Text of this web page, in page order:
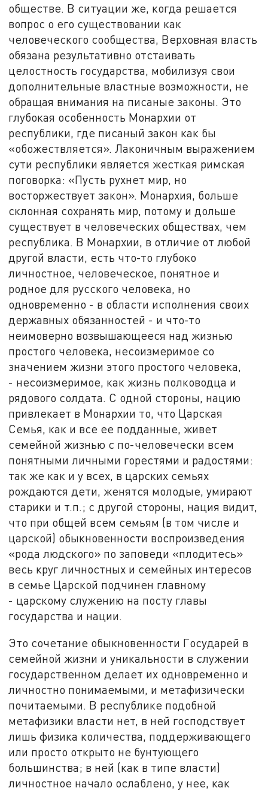
обществе. В ситуации же, когда решается
вопрос о его существовании как
человеческого сообщества, Верховная власть
обязана результативно отстаивать
целостность государства, мобилизуя свои
дополнительные властные возможности, не
обращая внимания на писаные законы. Это
глубокая особенность Монархии от
республики, где писаный закон как бы
«обожествляется». Лаконичным выражением
сути республики является жесткая римская
поговорка: «Пусть рухнет мир, но
восторжествует закон». Монархия, больше
склонная сохранять мир, потому и дольше
существует в человеческих обществах, чем
республика. В Монархии, в отличие от любой
другой власти, есть что-то глубоко
личностное, человеческое, понятное и
родное для русского человека, но
одновременно - в области исполнения своих
державных обязанностей - и что-то
неимоверно возвышающееся над жизнью
простого человека, несоизмеримое со
значением жизни этого простого человека,
- несоизмеримое, как жизнь полководца и
рядового солдата. С одной стороны, нацию
привлекает в Монархии то, что Царская
Семья, как и все ее подданные, живет
семейной жизнью с по-человечески всем
понятными личными горестями и радостями:
так же как и у всех, в царских семьях
рождаются дети, женятся молодые, умирают
старики и т.п.; с другой стороны, нация видит,
что при общей всем семьям (в том числе и
царской) обыкновенности воспроизведения
«рода людского» по заповеди «плодитесь»
весь круг личностных и семейных интересов
в семье Царской подчинен главному
- царскому служению на посту главы
государства и нации.
Это сочетание обыкновенности Государей в
семейной жизни и уникальности в служении
государственном делает их одновременно и
личностно понимаемыми, и метафизически
почитаемыми. В республике подобной
метафизики власти нет, в ней господствует
лишь физика количества, поддерживающего
или просто открыто не бунтующего
большинства; в ней (как в типе власти)
личностное начало ослаблено, у нее, как